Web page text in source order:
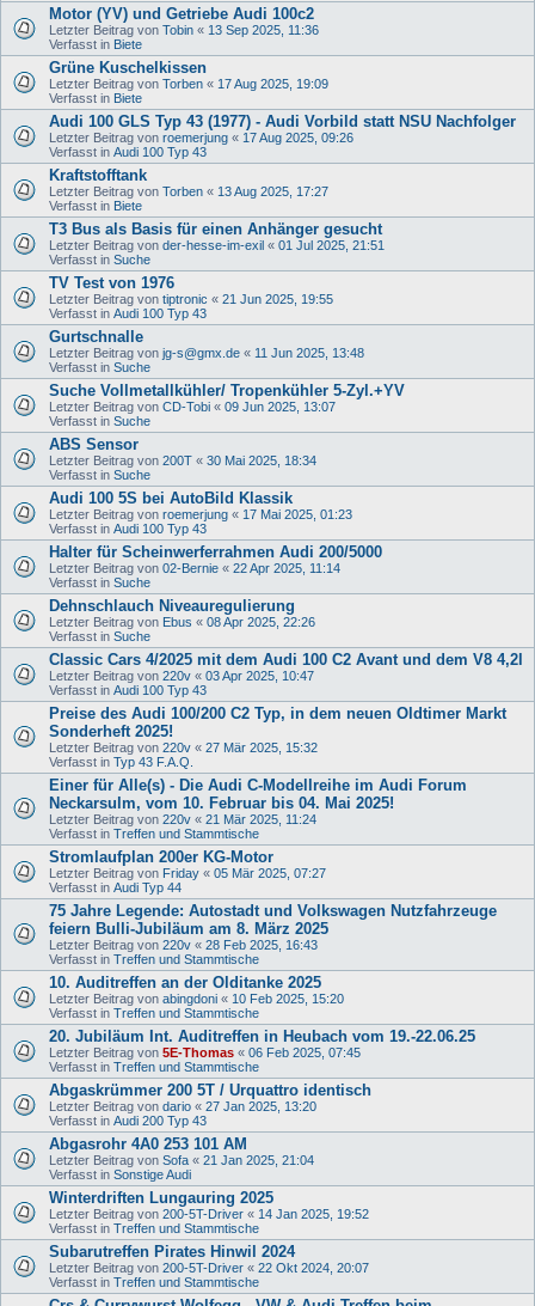
Motor (YV) und Getriebe Audi 100c2
Letzter Beitrag von Tobin « 13 Sep 2025, 11:36
Verfasst in Biete
Grüne Kuschelkissen
Letzter Beitrag von Torben « 17 Aug 2025, 19:09
Verfasst in Biete
Audi 100 GLS Typ 43 (1977) - Audi Vorbild statt NSU Nachfolger
Letzter Beitrag von roemerjung « 17 Aug 2025, 09:26
Verfasst in Audi 100 Typ 43
Kraftstofftank
Letzter Beitrag von Torben « 13 Aug 2025, 17:27
Verfasst in Biete
T3 Bus als Basis für einen Anhänger gesucht
Letzter Beitrag von der-hesse-im-exil « 01 Jul 2025, 21:51
Verfasst in Suche
TV Test von 1976
Letzter Beitrag von tiptronic « 21 Jun 2025, 19:55
Verfasst in Audi 100 Typ 43
Gurtschnalle
Letzter Beitrag von jg-s@gmx.de « 11 Jun 2025, 13:48
Verfasst in Suche
Suche Vollmetallkühler/ Tropenkühler 5-Zyl.+YV
Letzter Beitrag von CD-Tobi « 09 Jun 2025, 13:07
Verfasst in Suche
ABS Sensor
Letzter Beitrag von 200T « 30 Mai 2025, 18:34
Verfasst in Suche
Audi 100 5S bei AutoBild Klassik
Letzter Beitrag von roemerjung « 17 Mai 2025, 01:23
Verfasst in Audi 100 Typ 43
Halter für Scheinwerferrahmen Audi 200/5000
Letzter Beitrag von 02-Bernie « 22 Apr 2025, 11:14
Verfasst in Suche
Dehnschlauch Niveauregulierung
Letzter Beitrag von Ebus « 08 Apr 2025, 22:26
Verfasst in Suche
Classic Cars 4/2025 mit dem Audi 100 C2 Avant und dem V8 4,2l
Letzter Beitrag von 220v « 03 Apr 2025, 10:47
Verfasst in Audi 100 Typ 43
Preise des Audi 100/200 C2 Typ, in dem neuen Oldtimer Markt
Sonderheft 2025!
Letzter Beitrag von 220v « 27 Mär 2025, 15:32
Verfasst in Typ 43 F.A.Q.
Einer für Alle(s) - Die Audi C-Modellreihe im Audi Forum
Neckarsulm, vom 10. Februar bis 04. Mai 2025!
Letzter Beitrag von 220v « 21 Mär 2025, 11:24
Verfasst in Treffen und Stammtische
Stromlaufplan 200er KG-Motor
Letzter Beitrag von Friday « 05 Mär 2025, 07:27
Verfasst in Audi Typ 44
75 Jahre Legende: Autostadt und Volkswagen Nutzfahrzeuge
feiern Bulli-Jubiläum am 8. März 2025
Letzter Beitrag von 220v « 28 Feb 2025, 16:43
Verfasst in Treffen und Stammtische
10. Auditreffen an der Olditanke 2025
Letzter Beitrag von abingdoni « 10 Feb 2025, 15:20
Verfasst in Treffen und Stammtische
20. Jubiläum Int. Auditreffen in Heubach vom 19.-22.06.25
Letzter Beitrag von 5E-Thomas « 06 Feb 2025, 07:45
Verfasst in Treffen und Stammtische
Abgaskrümmer 200 5T / Urquattro identisch
Letzter Beitrag von dario « 27 Jan 2025, 13:20
Verfasst in Audi 200 Typ 43
Abgasrohr 4A0 253 101 AM
Letzter Beitrag von Sofa « 21 Jan 2025, 21:04
Verfasst in Sonstige Audi
Winterdriften Lungauring 2025
Letzter Beitrag von 200-5T-Driver « 14 Jan 2025, 19:52
Verfasst in Treffen und Stammtische
Subarutreffen Pirates Hinwil 2024
Letzter Beitrag von 200-5T-Driver « 22 Okt 2024, 20:07
Verfasst in Treffen und Stammtische